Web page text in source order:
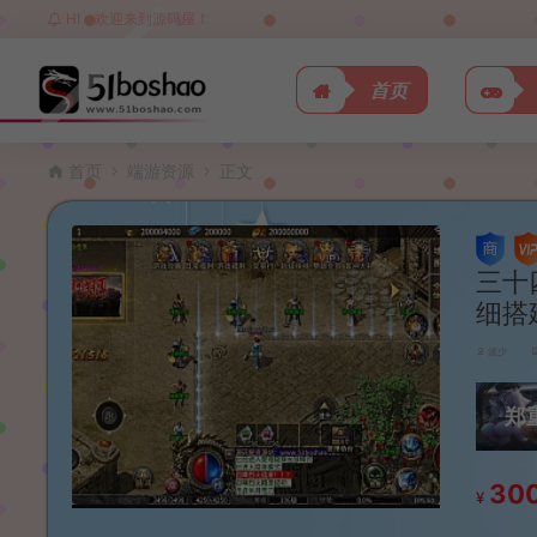
HI，欢迎来到源码屋！
首页
首页 端游资源 正文
三
细搭
波少
郑
¥